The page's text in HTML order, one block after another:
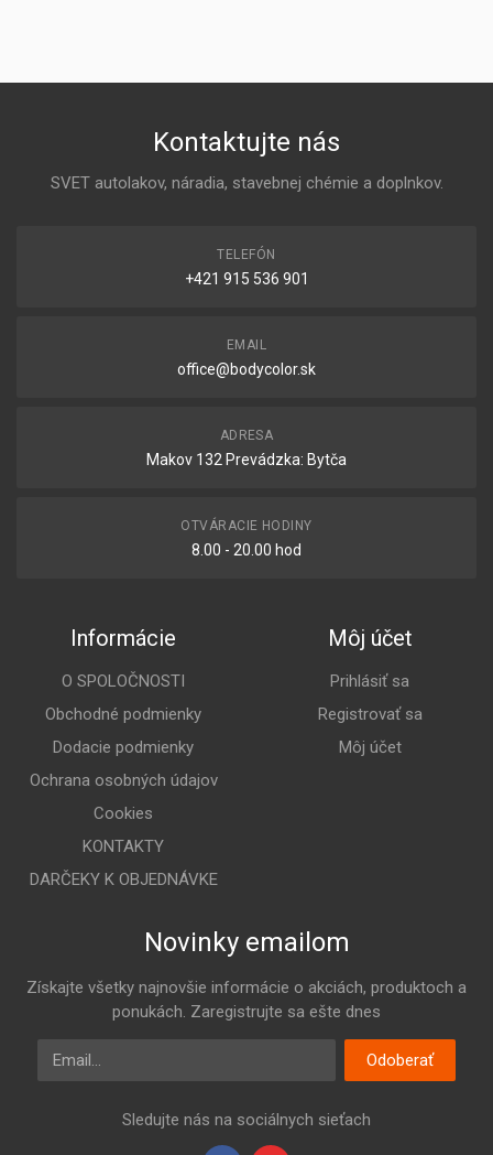
Kontaktujte nás
SVET autolakov, náradia, stavebnej chémie a doplnkov.
TELEFÓN
+421 915 536 901
EMAIL
office@bodycolor.sk
ADRESA
Makov 132 Prevádzka: Bytča
OTVÁRACIE HODINY
8.00 - 20.00 hod
Informácie
O SPOLOČNOSTI
Obchodné podmienky
Dodacie podmienky
Ochrana osobných údajov
Cookies
KONTAKTY
DARČEKY K OBJEDNÁVKE
Môj účet
Prihlásiť sa
Registrovať sa
Môj účet
Novinky emailom
Získajte všetky najnovšie informácie o akciách, produktoch a
ponukách. Zaregistrujte sa ešte dnes
Email
Odoberať
Sledujte nás na sociálnych sieťach